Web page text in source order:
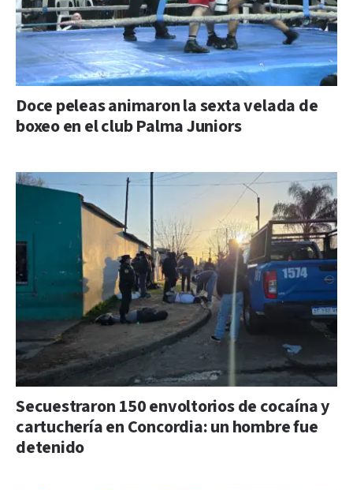
Doce peleas animaron la sexta velada de
boxeo en el club Palma Juniors
Secuestraron 150 envoltorios de cocaína y
cartuchería en Concordia: un hombre fue
detenido